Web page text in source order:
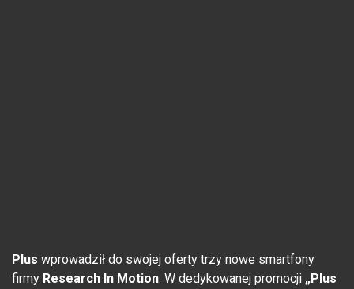
Plus wprowadził do swojej oferty trzy nowe smartfony
firmy Research In Motion. W dedykowanej promocji „Plus